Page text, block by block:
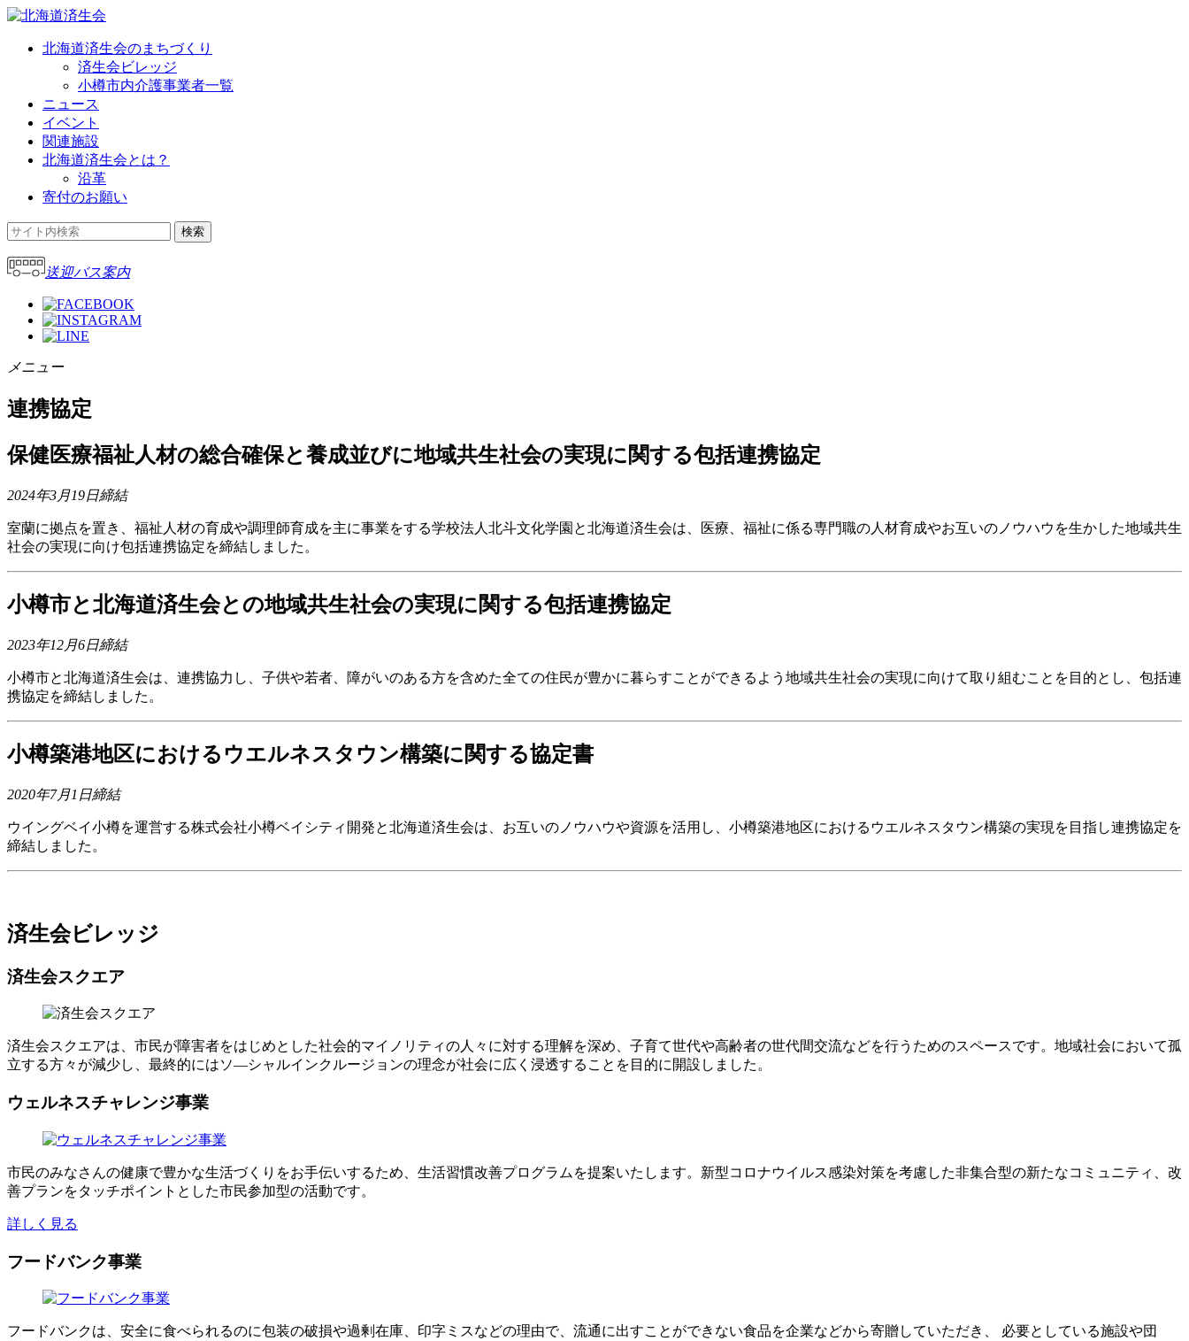
北海道済生会のまちづくり
済生会ビレッジ
小樽市内介護事業者一覧
ニュース
イベント
関連施設
北海道済生会とは？
沿革
寄付のお願い
送迎バス案内
メニュー
連携協定
保健医療福祉人材の総合確保と養成並びに地域共生社会の実現に関する包括連携協定
2024年3月19日締結
室蘭に拠点を置き、福祉人材の育成や調理師育成を主に事業をする学校法人北斗文化学園と北海道済生会は、医療、福祉に係る専門職の人材育成やお互いのノウハウを生かした地域共生
社会の実現に向け包括連携協定を締結しました。
小樽市と北海道済生会との地域共生社会の実現に関する包括連携協定
2023年12月6日締結
小樽市と北海道済生会は、連携協力し、子供や若者、障がいのある方を含めた全ての住民が豊かに暮らすことができるよう地域共生社会の実現に向けて取り組むことを目的とし、包括連
携協定を締結しました。
小樽築港地区におけるウエルネスタウン構築に関する協定書
2020年7月1日締結
ウイングベイ小樽を運営する株式会社小樽ベイシティ開発と北海道済生会は、お互いのノウハウや資源を活用し、小樽築港地区におけるウエルネスタウン構築の実現を目指し連携協定を
締結しました。
済生会ビレッジ
済生会スクエア
済生会スクエアは、市民が障害者をはじめとした社会的マイノリティの人々に対する理解を深め、子育て世代や高齢者の世代間交流などを行うためのスペースです。地域社会において孤
立する方々が減少し、最終的にはソ―シャルインクルージョンの理念が社会に広く浸透することを目的に開設しました。
ウェルネスチャレンジ事業
市民のみなさんの健康で豊かな生活づくりをお手伝いするため、生活習慣改善プログラムを提案いたします。新型コロナウイルス感染対策を考慮した非集合型の新たなコミュニティ、改
善プランをタッチポイントとした市民参加型の活動です。
詳しく見る
フードバンク事業
フードバンクは、安全に食べられるのに包装の破損や過剰在庫、印字ミスなどの理由で、流通に出すことができない食品を企業などから寄贈していただき、 必要としている施設や団